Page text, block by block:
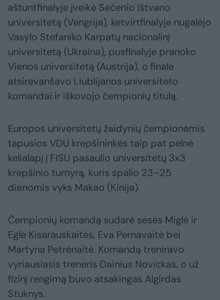
aštuntfinalyje įveikė Sėčenio Ištvano
universitetą (Vengrija), ketvirtfinalyje nugalėjo
Vasylo Stefaniko Karpatų nacionalinį
universitetą (Ukraina), pusfinalyje pranoko
Vienos universitetą (Austrija), o finale
atsirevanšavo Liublijanos universiteto
komandai ir iškovojo čempionių titulą.
Europos universitetų žaidynių čempionėmis
tapusios VDU krepšininkės taip pat pelnė
kelialapį į FISU pasaulio universitetų 3x3
krepšinio turnyrą, kuris spalio 23–25
dienomis vyks Makao (Kinija).
Čempionių komandą sudarė sesės Miglė ir
Eglė Kisarauskaitės, Eva Pernavaitė bei
Martyna Petrėnaitė. Komandą treniravo
vyriausiasis treneris Dainius Novickas, o už
fizinį rengimą buvo atsakingas Algirdas
Stuknys.